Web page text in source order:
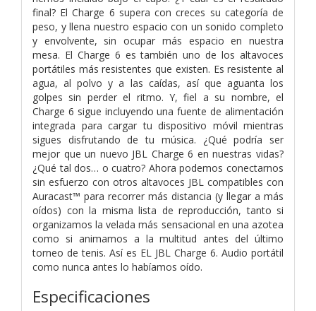
final? El Charge 6 supera con creces su categoría de
peso, y llena nuestro espacio con un sonido completo
y envolvente, sin ocupar más espacio en nuestra
mesa. El Charge 6 es también uno de los altavoces
portátiles más resistentes que existen. Es resistente al
agua, al polvo y a las caídas, así que aguanta los
golpes sin perder el ritmo. Y, fiel a su nombre, el
Charge 6 sigue incluyendo una fuente de alimentación
integrada para cargar tu dispositivo móvil mientras
sigues disfrutando de tu música. ¿Qué podría ser
mejor que un nuevo JBL Charge 6 en nuestras vidas?
¿Qué tal dos… o cuatro? Ahora podemos conectarnos
sin esfuerzo con otros altavoces JBL compatibles con
Auracast™ para recorrer más distancia (y llegar a más
oídos) con la misma lista de reproducción, tanto si
organizamos la velada más sensacional en una azotea
como si animamos a la multitud antes del último
torneo de tenis. Así es EL JBL Charge 6. Audio portátil
como nunca antes lo habíamos oído.
Especificaciones